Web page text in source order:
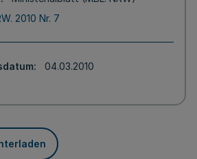
2010 Nr. 7
04.03.2010